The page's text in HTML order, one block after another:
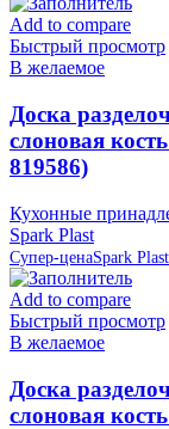
Add to compare
Быстрый просмотр
В желаемое
Доска
слоновая
819586)
Кухонные
Spark Plast
Супер-ценаSpark Plast
Add to compare
Быстрый просмотр
В желаемое
Доска
слоновая